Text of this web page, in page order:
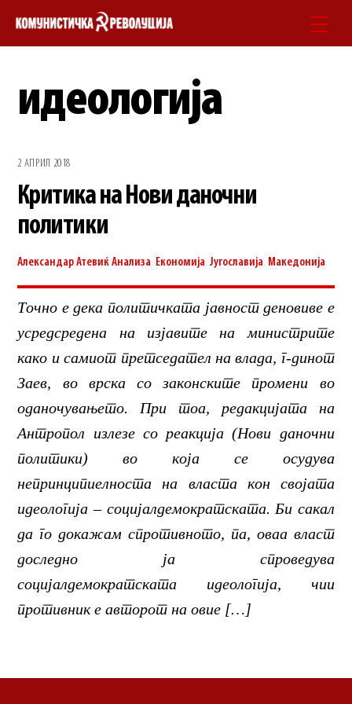
Skip
идеологија
2 АПРИЛ 2018
Критика на Нови даночни
политики
Александар Атевиќ Анализа Економија ,Југославија Македонија
Точно е дека политичката јавност деновиве е
усредсредена на изјавите на министрите
како и самиот претседател на влада, г-динот
Заев, во врска со законските промени во
оданочувањето. При тоа, редакцијата на
Антропол излезе со реакција (Нови даночни
политики) во која се осудува
непринципиелноста на власта кон својата
идеологија – социјалдемократската. Би сакал
да го докажам спротивното, па, оваа власт
доследно ја спроведува
социјалдемократската идеологија, чии
противник е авторот на овие […]